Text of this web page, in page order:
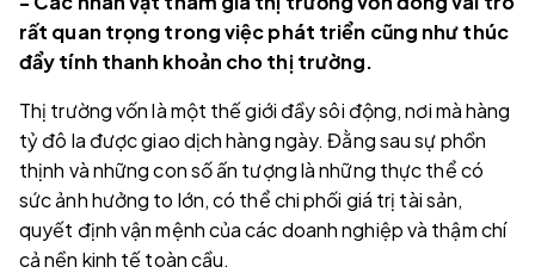
rất quan trọng trong việc phát triển cũng như thúc
đẩy tính thanh khoản cho thị trường.
Thị trường vốn là một thế giới đầy sôi động, nơi mà hàng
tỷ đô la được giao dịch hàng ngày. Đằng sau sự phồn
thịnh và những con số ấn tượng là những thực thể có
sức ảnh hưởng to lớn, có thể chi phối giá trị tài sản,
quyết định vận mệnh của các doanh nghiệp và thậm chí
cả nền kinh tế toàn cầu.